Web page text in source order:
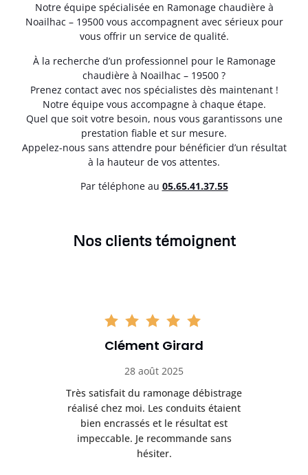
Notre équipe spécialisée en Ramonage chaudière à
Noailhac – 19500 vous accompagnent avec sérieux pour
vous offrir un service de qualité.
À la recherche d’un professionnel pour le Ramonage
chaudière à Noailhac – 19500 ?
Prenez contact avec nos spécialistes dès maintenant !
Notre équipe vous accompagne à chaque étape.
Quel que soit votre besoin, nous vous garantissons une
prestation fiable et sur mesure.
Appelez-nous sans attendre pour bénéficier d’un résultat
à la hauteur de vos attentes.
Par téléphone au 05.65.41.37.55
Nos clients témoignent
Clément Girard
28 août 2025
Très satisfait du ramonage débistrage
réalisé chez moi. Les conduits étaient
bien encrassés et le résultat est
impeccable. Je recommande sans
hésiter.